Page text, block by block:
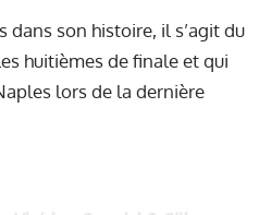
dans son histoire, il s’agit du
huitièmes de finale et qui
lors de la dernière